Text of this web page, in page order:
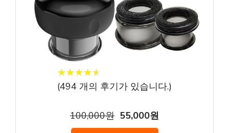
★★★★★
★★★★★
(494 개의 후기가 있습니다.)
100,000원 55,000원